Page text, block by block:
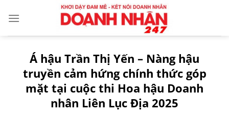
Á hậu Trần Thị Yến – Nàng hậu
truyền cảm hứng chính thức góp
mặt tại cuộc thi Hoa hậu Doanh
nhân Liên Lục Địa 2025